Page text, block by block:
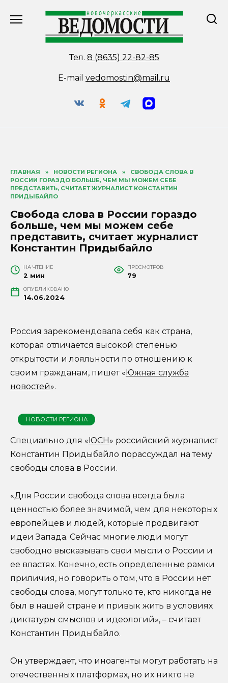
Тел. 8 (8635) 22-82-85
E-mail vedomostin@mail.ru
ГЛАВНАЯ » НОВОСТИ РЕГИОНА »
СВОБОДА СЛОВА В
РОССИИ ГОРАЗДО БОЛЬШЕ, ЧЕМ МЫ МОЖЕМ СЕБЕ
ПРЕДСТАВИТЬ, СЧИТАЕТ ЖУРНАЛИСТ КОНСТАНТИН
ПРИДЫБАЙЛО
Свобода слова в России гораздо
больше, чем мы можем себе
представить, считает журналист
Константин Придыбайло
НА ЧТЕНИЕ
2 мин
ПРОСМОТРОВ
79
ОПУБЛИКОВАНО
14.06.2024
Россия зарекомендовала себя как страна,
которая отличается высокой степенью
открытости и лояльности по отношению к
своим гражданам, пишет «Южная служба
новостей».
НОВОСТИ РЕГИОНА
Специально для «ЮСН» российский журналист
Константин Придыбайло порассуждал на тему
свободы слова в России.
«Для России свобода слова всегда была
ценностью более значимой, чем для некоторых
европейцев и людей, которые продвигают
идеи Запада. Сейчас многие люди могут
свободно высказывать свои мысли о России и
ее властях. Конечно, есть определенные рамки
приличия, но говорить о том, что в России нет
свободы слова, могут только те, кто никогда не
был в нашей стране и привык жить в условиях
диктатуры смыслов и идеологий», – считает
Константин Придыбайло.
Он утверждает, что иноагенты могут работать на
отечественных платформах, но их никто не